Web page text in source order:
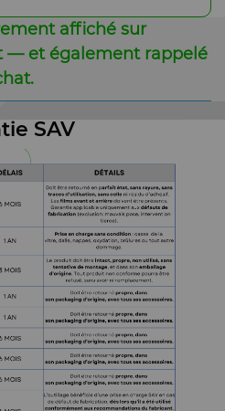
affiché sur
— et également rappelé
SAV